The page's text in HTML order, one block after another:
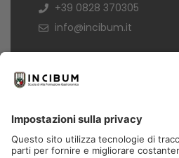
+39 0828 370305
info@incibum.it
Informazioni
Termini di acquisto
Informativa Privacy